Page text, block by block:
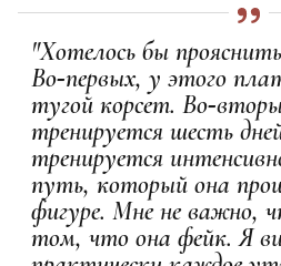
"Хотелось бы
Во‑первых, у этого
тугой корсет.
тренируется шесть
тренируется
путь, который она
фигуре. Мне не важно,
том, что она фейк. Я